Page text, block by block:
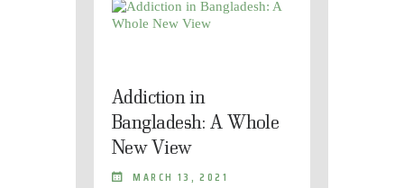
Addiction in
Bangladesh: A Whole
New View
MARCH 13, 2021